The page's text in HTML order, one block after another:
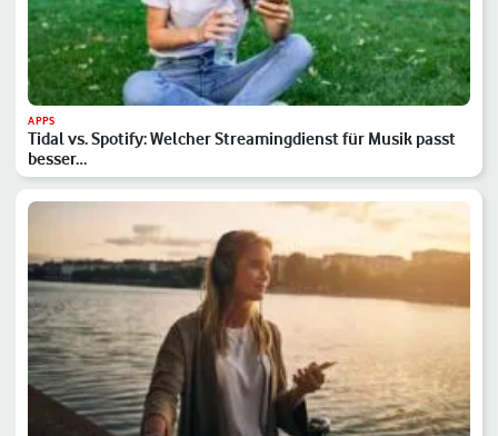
APPS
Tidal vs. Spotify: Welcher Streamingdienst für Musik passt
besser…